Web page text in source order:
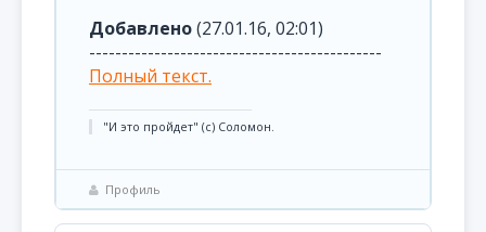
Добавлено(27.01.16, 02:01)
---------------------------------------------
Полный текст.
"И это пройдет" (с) Соломон.
Профиль